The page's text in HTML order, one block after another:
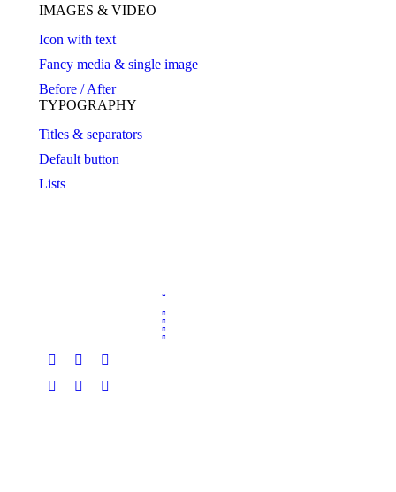
IMAGES & VIDEO
Icon with text
Fancy media & single image
Before / After
TYPOGRAPHY
Titles & separators
Default button
Lists